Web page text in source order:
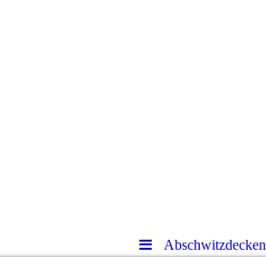
Abschwitzdecken